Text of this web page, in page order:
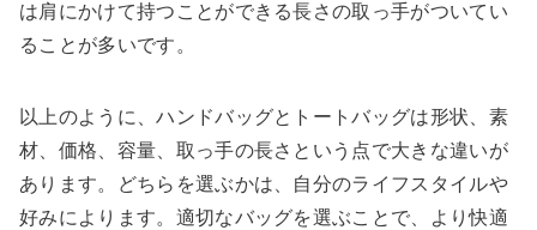
は肩にかけて持つことができる長さの取っ手がついてい
ることが多いです。
以上のように、ハンドバッグとトートバッグは形状、素
材、価格、容量、取っ手の長さという点で大きな違いが
あります。どちらを選ぶかは、自分のライフスタイルや
好みによります。適切なバッグを選ぶことで、より快適